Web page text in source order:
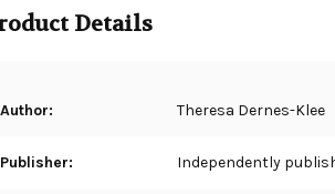
Details
Author: Theresa Dernes-Klee
Publisher: Independently